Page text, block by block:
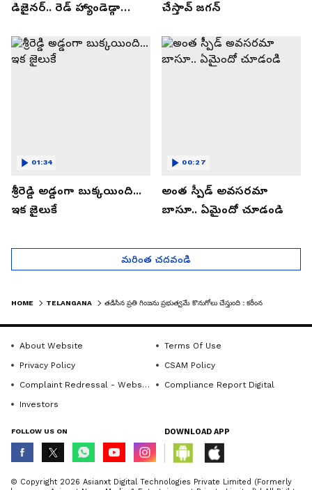
డిజైనర్.. రెడ్ హ్యాండెడ్గా
చేస్తావ్ జగన్
శ్రీరెడ్డి అడ్డంగా బుక్కయింది...
ఇక జైలుకే
01:34
అంత స్పీడ్ అవసరమా
బాసూ.. ఏమైందో చూడండి
00:27
మరింత చదవండి
HOME TELANGANA
About Website
Terms Of Use
Privacy Policy
CSAM Policy
Complaint Redressal - Website
Compliance Report Digital
Investors
FOLLOW US ON DOWNLOAD APP
© Copyright 2026 Asianxt Digital Technologies Private Limited (Formerly